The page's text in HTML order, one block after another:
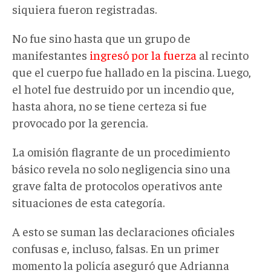
siquiera fueron registradas.
No fue sino hasta que un grupo de
manifestantes ingresó por la fuerza al recinto
que el cuerpo fue hallado en la piscina. Luego,
el hotel fue destruido por un incendio que,
hasta ahora, no se tiene certeza si fue
provocado por la gerencia.
La omisión flagrante de un procedimiento
básico revela no solo negligencia sino una
grave falta de protocolos operativos ante
situaciones de esta categoría.
A esto se suman las declaraciones oficiales
confusas e, incluso, falsas. En un primer
momento la policía aseguró que Adrianna